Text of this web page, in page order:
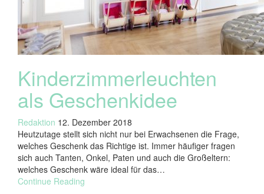
Kinderzimmerleuchten
als Geschenkidee
Redaktion 12. Dezember 2018
Heutzutage stellt sich nicht nur bei Erwachsenen die Frage,
welches Geschenk das Richtige ist. Immer häufiger fragen
sich auch Tanten, Onkel, Paten und auch die Großeltern:
welches Geschenk wäre ideal für das…
Continue Reading